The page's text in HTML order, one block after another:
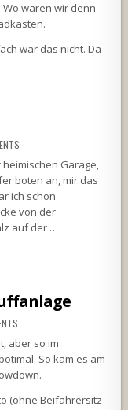
Wo waren wir denn
war das nicht. Da
Garage,
boten an, mir das
ich schon
von der
auf der …
aber so im
So kam es am
(ohne Beifahrersitz